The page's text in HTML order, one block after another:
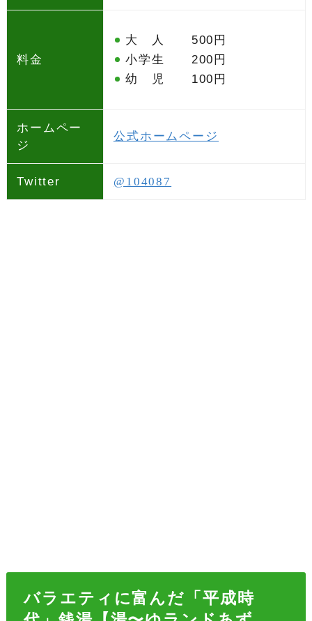
料金
大 人 500円
小学生 200円
幼 児 100円
ホームペー
ジ
公式ホームページ
Twitter @104087
バラエティに富んだ「平成時